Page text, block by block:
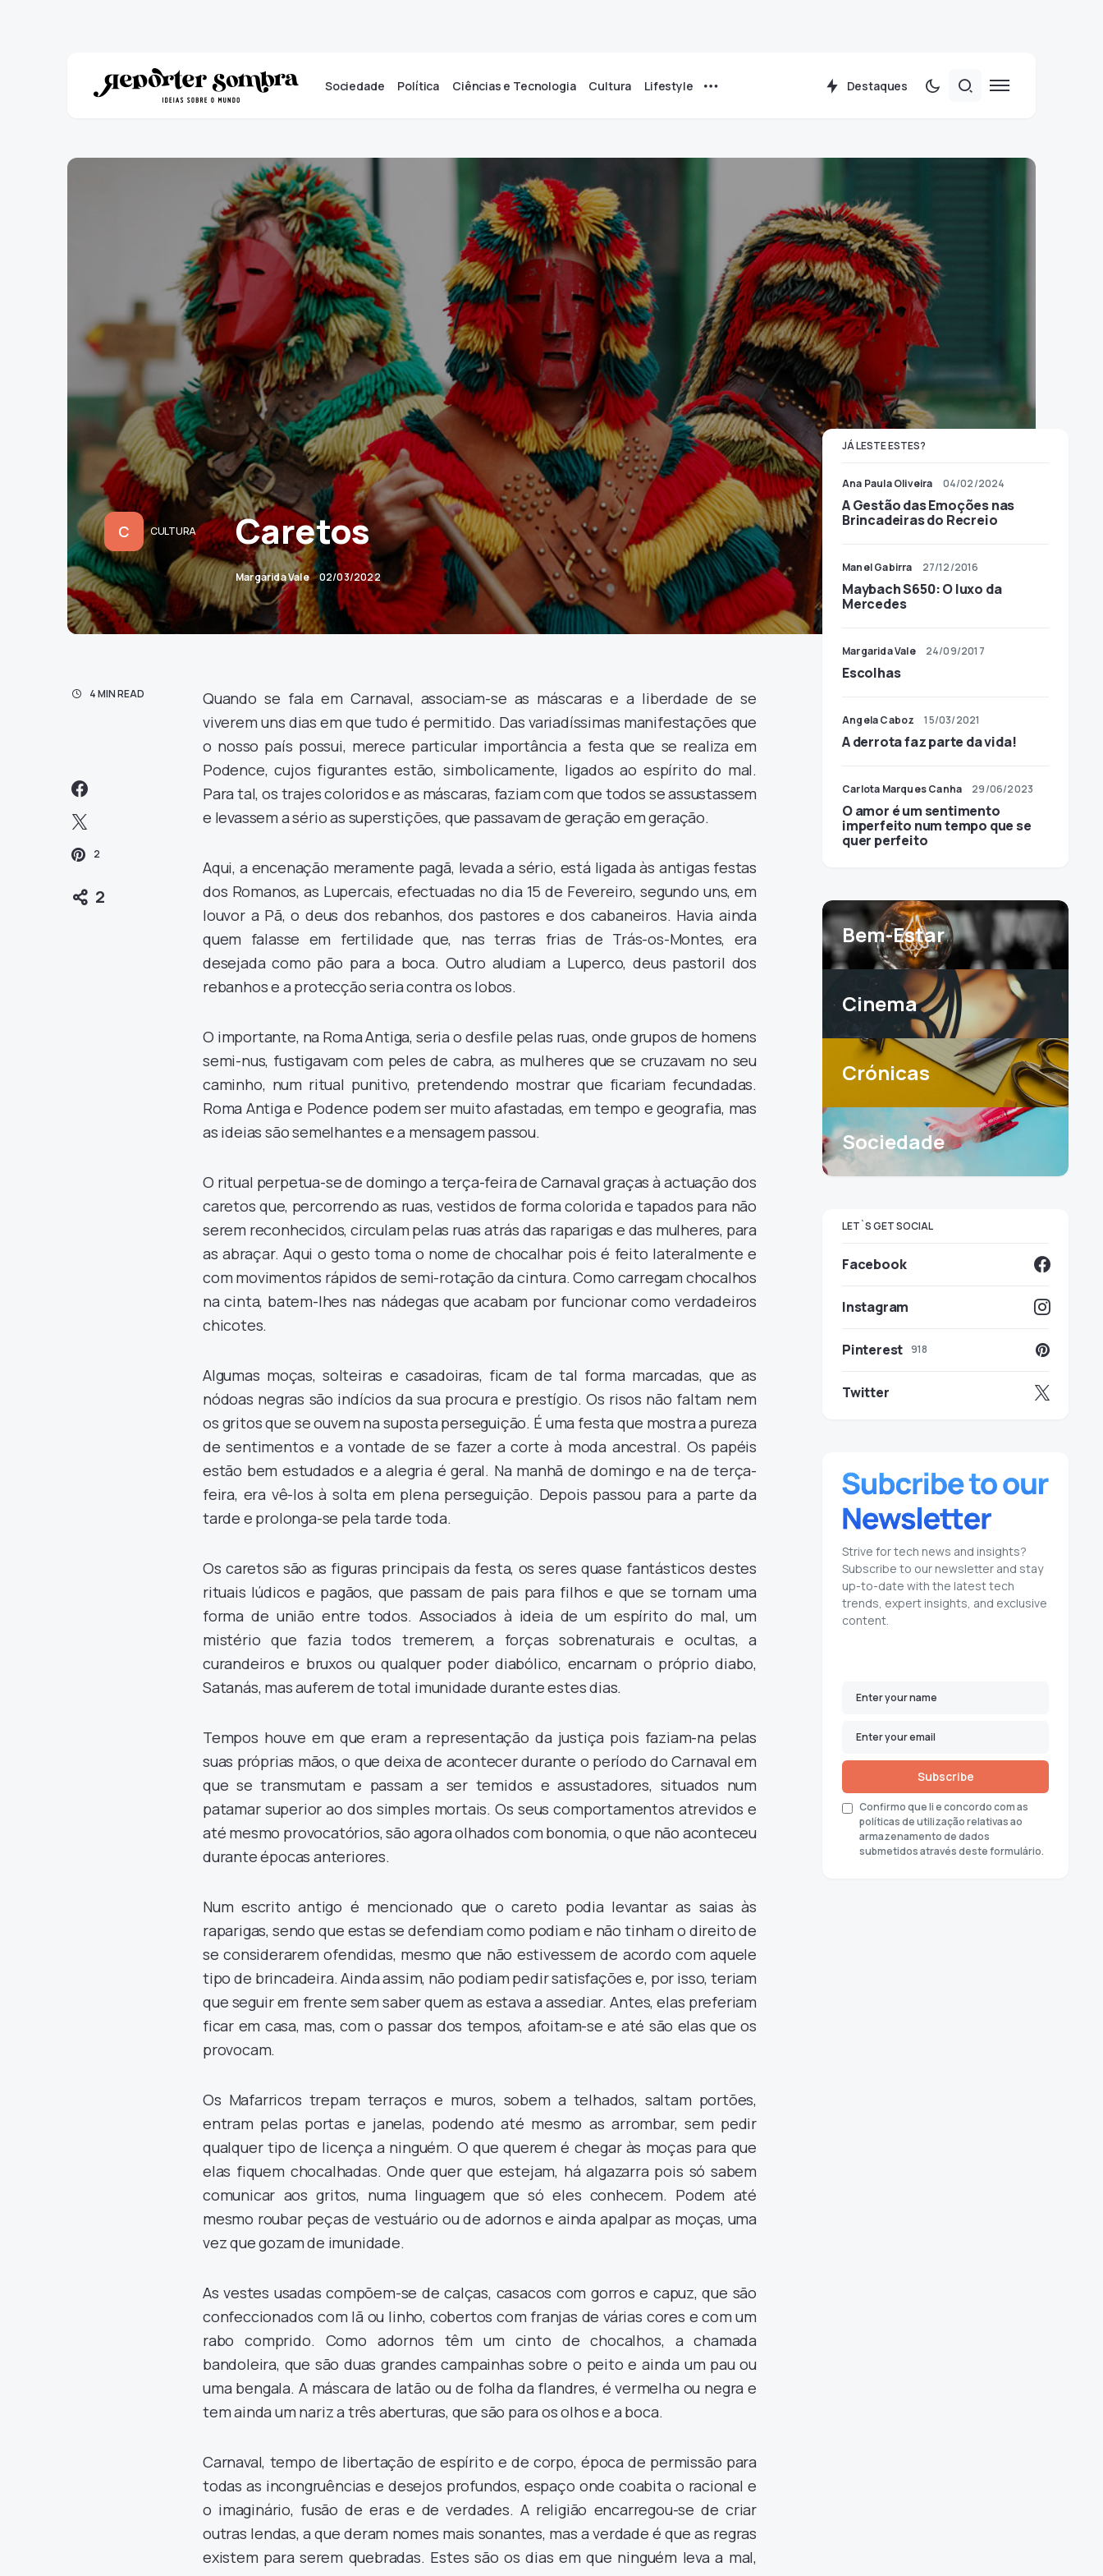
Sociedade Política Ciências e Tecnologia Cultura Lifestyle Destaques
C CULTURA Caretos
Margarida Vale 02/03/2022
4 MIN READ
2
2
Quando se fala em Carnaval, associam-se as máscaras e a liberdade de se
viverem uns dias em que tudo é permitido. Das variadíssimas manifestações que
o nosso país possui, merece particular importância a festa que se realiza em
Podence, cujos figurantes estão, simbolicamente, ligados ao espírito do mal.
Para tal, os trajes coloridos e as máscaras, faziam com que todos se assustassem
e levassem a sério as superstições, que passavam de geração em geração.
Aqui, a encenação meramente pagã, levada a sério, está ligada às antigas festas
dos Romanos, as Lupercais, efectuadas no dia 15 de Fevereiro, segundo uns, em
louvor a Pã, o deus dos rebanhos, dos pastores e dos cabaneiros. Havia ainda
quem falasse em fertilidade que, nas terras frias de Trás-os-Montes, era
desejada como pão para a boca. Outro aludiam a Luperco, deus pastoril dos
rebanhos e a protecção seria contra os lobos.
O importante, na Roma Antiga, seria o desfile pelas ruas, onde grupos de homens
semi-nus, fustigavam com peles de cabra, as mulheres que se cruzavam no seu
caminho, num ritual punitivo, pretendendo mostrar que ficariam fecundadas.
Roma Antiga e Podence podem ser muito afastadas, em tempo e geografia, mas
as ideias são semelhantes e a mensagem passou.
O ritual perpetua-se de domingo a terça-feira de Carnaval graças à actuação dos
caretos que, percorrendo as ruas, vestidos de forma colorida e tapados para não
serem reconhecidos, circulam pelas ruas atrás das raparigas e das mulheres, para
as abraçar. Aqui o gesto toma o nome de chocalhar pois é feito lateralmente e
com movimentos rápidos de semi-rotação da cintura. Como carregam chocalhos
na cinta, batem-lhes nas nádegas que acabam por funcionar como verdadeiros
chicotes.
Algumas moças, solteiras e casadoiras, ficam de tal forma marcadas, que as
nódoas negras são indícios da sua procura e prestígio. Os risos não faltam nem
os gritos que se ouvem na suposta perseguição. É uma festa que mostra a pureza
de sentimentos e a vontade de se fazer a corte à moda ancestral. Os papéis
estão bem estudados e a alegria é geral. Na manhã de domingo e na de terça-
feira, era vê-los à solta em plena perseguição. Depois passou para a parte da
tarde e prolonga-se pela tarde toda.
Os caretos são as figuras principais da festa, os seres quase fantásticos destes
rituais lúdicos e pagãos, que passam de pais para filhos e que se tornam uma
forma de união entre todos. Associados à ideia de um espírito do mal, um
mistério que fazia todos tremerem, a forças sobrenaturais e ocultas, a
curandeiros e bruxos ou qualquer poder diabólico, encarnam o próprio diabo,
Satanás, mas auferem de total imunidade durante estes dias.
Tempos houve em que eram a representação da justiça pois faziam-na pelas
suas próprias mãos, o que deixa de acontecer durante o período do Carnaval em
que se transmutam e passam a ser temidos e assustadores, situados num
patamar superior ao dos simples mortais. Os seus comportamentos atrevidos e
até mesmo provocatórios, são agora olhados com bonomia, o que não aconteceu
durante épocas anteriores.
Num escrito antigo é mencionado que o careto podia levantar as saias às
raparigas, sendo que estas se defendiam como podiam e não tinham o direito de
se considerarem ofendidas, mesmo que não estivessem de acordo com aquele
tipo de brincadeira. Ainda assim, não podiam pedir satisfações e, por isso, teriam
que seguir em frente sem saber quem as estava a assediar. Antes, elas preferiam
ficar em casa, mas, com o passar dos tempos, afoitam-se e até são elas que os
provocam.
Os Mafarricos trepam terraços e muros, sobem a telhados, saltam portões,
entram pelas portas e janelas, podendo até mesmo as arrombar, sem pedir
qualquer tipo de licença a ninguém. O que querem é chegar às moças para que
elas fiquem chocalhadas. Onde quer que estejam, há algazarra pois só sabem
comunicar aos gritos, numa linguagem que só eles conhecem. Podem até
mesmo roubar peças de vestuário ou de adornos e ainda apalpar as moças, uma
vez que gozam de imunidade.
As vestes usadas compõem-se de calças, casacos com gorros e capuz, que são
confeccionados com lã ou linho, cobertos com franjas de várias cores e com um
rabo comprido. Como adornos têm um cinto de chocalhos, a chamada
bandoleira, que são duas grandes campainhas sobre o peito e ainda um pau ou
uma bengala. A máscara de latão ou de folha da flandres, é vermelha ou negra e
tem ainda um nariz a três aberturas, que são para os olhos e a boca.
Carnaval, tempo de libertação de espírito e de corpo, época de permissão para
todas as incongruências e desejos profundos, espaço onde coabita o racional e
o imaginário, fusão de eras e de verdades. A religião encarregou-se de criar
outras lendas, a que deram nomes mais sonantes, mas a verdade é que as regras
existem para serem quebradas. Estes são os dias em que ninguém leva a mal,
JÁ LESTE ESTES?
Ana Paula Oliveira 04/02/2024
A Gestão das Emoções nas
Brincadeiras do Recreio
Manel Gabirra 27/12/2016
Maybach S650: O luxo da
Mercedes
Margarida Vale 24/09/2017
Escolhas
Angela Caboz 15/03/2021
A derrota faz parte da vida!
Carlota Marques Canha 29/06/2023
O amor é um sentimento
imperfeito num tempo que se
quer perfeito
Bem-Estar
Cinema
Crónicas
Sociedade
LET`S GET SOCIAL
Facebook
Instagram
Pinterest 918
Twitter
Strive for tech news and insights?
Subscribe to our newsletter and stay
up-to-date with the latest tech
trends, expert insights, and exclusive
content.
Subscribe
Confirmo que li e concordo com as
políticas de utilização relativas ao
armazenamento de dados
submetidos através deste formulário.